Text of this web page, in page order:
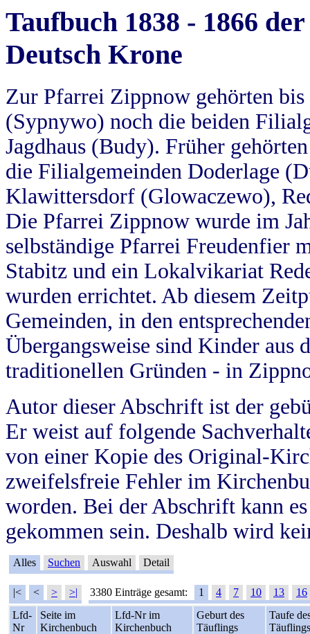
Taufbuch 1838 - 1866
Deutsch Krone
Zur Pfarrei Zippnow gehörten
(Sypnywo) noch die beiden
Jagdhaus (Budy). Früher
die Filialgemeinden Doderlage
Klawittersdorf (Glowaczewo),
Die Pfarrei Zippnow wurde im
selbständige Pfarrei Freudenfier
Stabitz und ein Lokalvikariat
wurden errichtet. Ab diesem
Gemeinden, in den
Übergangsweise sind Kinder aus
traditionellen Gründen - in
Autor dieser Abschrift ist der
Er weist auf folgende
von einer Kopie des Original-
zweifelsfreie Fehler im
worden. Bei der Abschrift kann
gekommen sein. Deshalb wird
Alles Suchen Auswahl Detail
|< < > >| 3380 Einträge gesamt: 1 4 7 10 13
16
Lfd-
Nr
Seite im
Kirchenbuch
Lfd-Nr im
Kirchenbuch
Geburt des
Täuflings
Taufe
Täuflings